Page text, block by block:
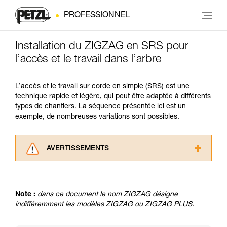
PROFESSIONNEL
Installation du ZIGZAG en SRS pour
l’accès et le travail dans l’arbre
L’accès et le travail sur corde en simple (SRS) est une
technique rapide et légère, qui peut être adaptée à différents
types de chantiers. La séquence présentée ici est un
exemple, de nombreuses variations sont possibles.
AVERTISSEMENTS
informations de la notice technique pour
pouvoir comprendre ce complément
Note : dans ce document le nom ZIGZAG désigne
indifféremment les modèles ZIGZAG ou ZIGZAG PLUS.